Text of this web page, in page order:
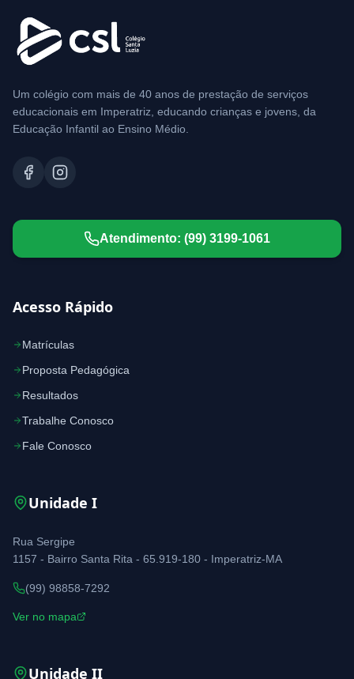
Um colégio com mais de 40 anos de prestação de serviços
educacionais em Imperatriz, educando crianças e jovens, da
Educação Infantil ao Ensino Médio.
Atendimento: (99) 3199-1061
Acesso Rápido
Matrículas
Proposta Pedagógica
Resultados
Trabalhe Conosco
Fale Conosco
Unidade I
Rua Sergipe
1157 - Bairro Santa Rita - 65.919-180 - Imperatriz-MA
(99) 98858-7292
Ver no mapa
Unidade II